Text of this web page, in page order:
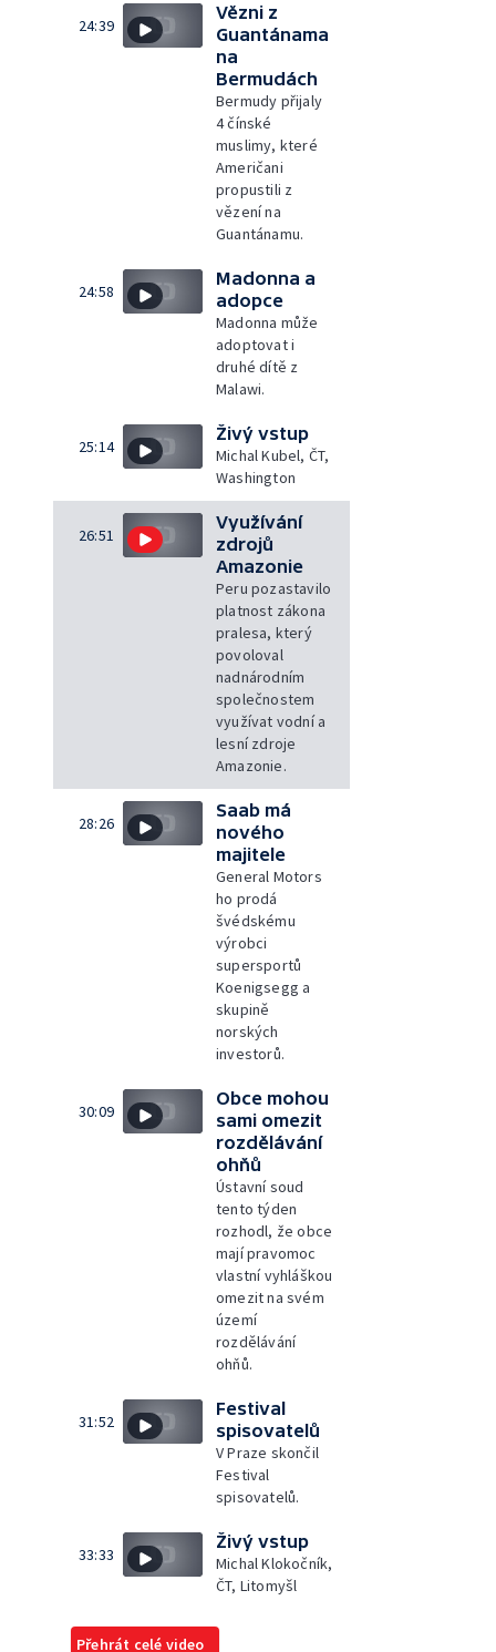
24:39
Vězni z
Guantánama
na
Bermudách
Bermudy přijaly
4 čínské
muslimy, které
Američani
propustili z
vězení na
Guantánamu.
24:58
Madonna a
adopce
Madonna může
adoptovat i
druhé dítě z
Malawi.
25:14
Živý vstup
Michal Kubel, ČT,
Washington
26:51
Využívání
zdrojů
Amazonie
Peru pozastavilo
platnost zákona
pralesa, který
povoloval
nadnárodním
společnostem
využívat vodní a
lesní zdroje
Amazonie.
28:26
Saab má
nového
majitele
General Motors
ho prodá
švédskému
výrobci
supersportů
Koenigsegg a
skupině
norských
investorů.
30:09
Obce mohou
sami omezit
rozdělávání
ohňů
Ústavní soud
tento týden
rozhodl, že obce
mají pravomoc
vlastní vyhláškou
omezit na svém
území
rozdělávání
ohňů.
31:52
Festival
spisovatelů
V Praze skončil
Festival
spisovatelů.
33:33
Živý vstup
Michal Klokočník,
ČT, Litomyšl
Přehrát celé video